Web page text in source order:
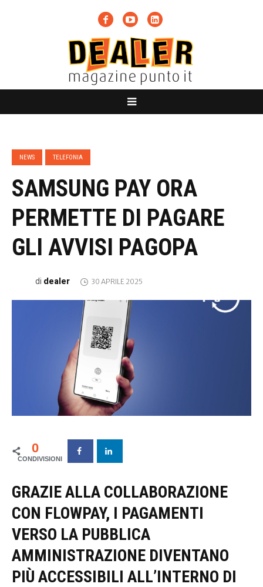
NEWS TELEFONIA
SAMSUNG PAY ORA
PERMETTE DI PAGARE
GLI AVVISI PAGOPA
di dealer 30 APRILE 2025
0
GRAZIE ALLA COLLABORAZIONE
CON FLOWPAY, I PAGAMENTI
VERSO LA PUBBLICA
AMMINISTRAZIONE DIVENTANO
PIÙ ACCESSIBILI ALL’INTERNO DI